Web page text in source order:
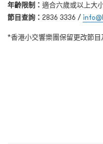
年齡限制： 適合六歲或以上大
節目查詢： 2836 3336 /
*香港小交響樂團保留更改節目